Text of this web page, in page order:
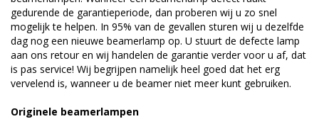
gedurende de garantieperiode, dan proberen wij u zo snel
mogelijk te helpen. In 95% van de gevallen sturen wij u dezelfde
dag nog een nieuwe beamerlamp op. U stuurt de defecte lamp
aan ons retour en wij handelen de garantie verder voor u af, dat
is pas service! Wij begrijpen namelijk heel goed dat het erg
vervelend is, wanneer u de beamer niet meer kunt gebruiken.
Originele beamerlampen